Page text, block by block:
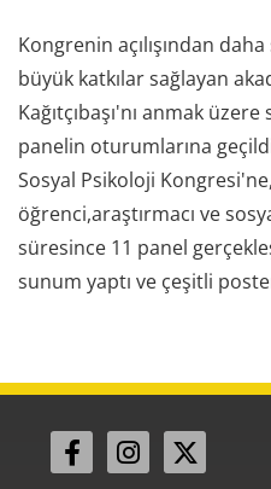
Kongrenin açılışından
büyük katkılar sağlayan
Kağıtçıbaşı'nı anmak
panelin oturumlarına
Sosyal Psikoloji
öğrenci,araştırmacı ve
süresince 11 panel
sunum yaptı ve çeşitli